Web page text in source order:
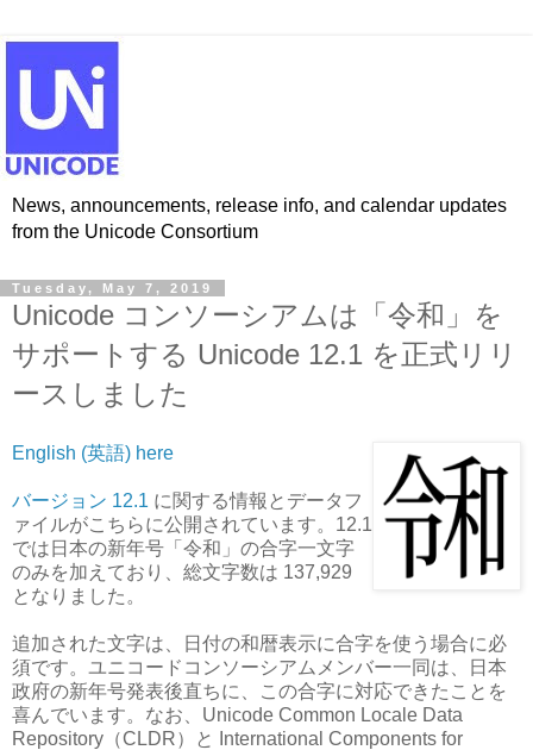
News, announcements, release info, and calendar updates
from the Unicode Consortium
Tuesday, May 7, 2019
Unicode コンソーシアムは「令和」を
サポートする Unicode 12.1 を正式リリ
ースしました
English (英語) here
バージョン 12.1 に関する情報とデータフ
ァイルがこちらに公開されています。12.1
では日本の新年号「令和」の合字一文字
のみを加えており、総文字数は 137,929
となりました。
追加された文字は、日付の和暦表示に合字を使う場合に必
須です。ユニコードコンソーシアムメンバー一同は、日本
政府の新年号発表後直ちに、この合字に対応できたことを
喜んでいます。なお、Unicode Common Locale Data
Repository（CLDR）と International Components for